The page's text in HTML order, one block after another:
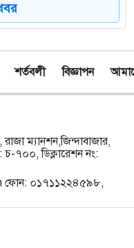
নিশ্চিতে জৈবিক উপাদান
দায়ে ৬ হাউসবোটে
ফের বিদেশি
ফুটবল টুর্নামেন্ট
আত্মগোপন, মাজার
শর্তবলী বিজ্ঞাপন
ম্যানশন,জিন্দাবাজার,
চ-৭০০, ডিক্লারেশন নং:
ফোন: ০১৭১১২২৪৫৯৮,